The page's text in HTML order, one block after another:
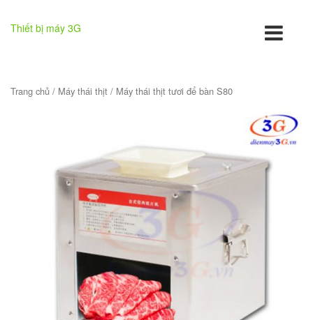
Thiết bị máy 3G
Trang chủ / Máy thái thịt / Máy thái thịt tươi để bàn S80